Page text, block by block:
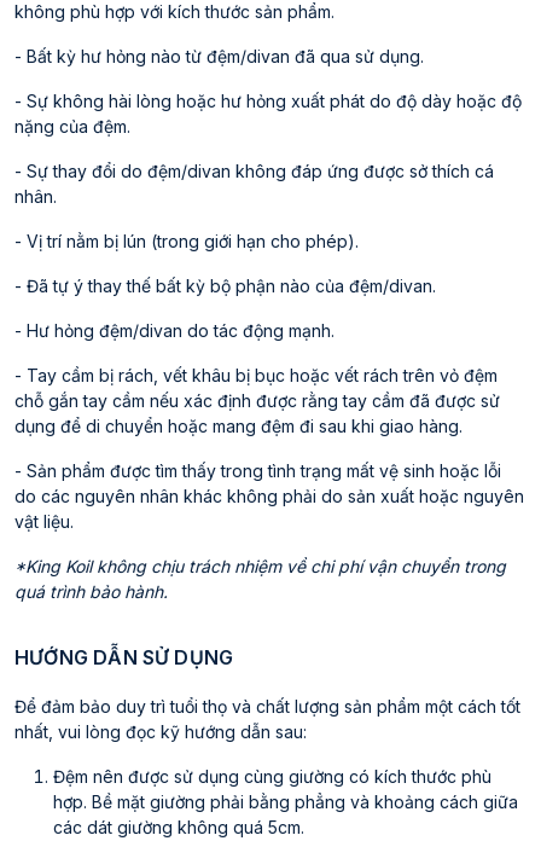
không phù hợp với kích thước sản phẩm.
- Bất kỳ hư hỏng nào từ đệm/divan đã qua sử dụng.
- Sự không hài lòng hoặc hư hỏng xuất phát do độ dày hoặc độ
nặng của đệm.
- Sự thay đổi do đệm/divan không đáp ứng được sở thích cá
nhân.
- Vị trí nằm bị lún (trong giới hạn cho phép).
- Đã tự ý thay thế bất kỳ bộ phận nào của đệm/divan.
- Hư hỏng đệm/divan do tác động mạnh.
- Tay cầm bị rách, vết khâu bị bục hoặc vết rách trên vỏ đệm
chỗ gắn tay cầm nếu xác định được rằng tay cầm đã được sử
dụng để di chuyển hoặc mang đệm đi sau khi giao hàng.
- Sản phẩm được tìm thấy trong tình trạng mất vệ sinh hoặc lỗi
do các nguyên nhân khác không phải do sản xuất hoặc nguyên
vật liệu.
*King Koil không chịu trách nhiệm về chi phí vận chuyển trong
quá trình bảo hành.
HƯỚNG DẪN SỬ DỤNG
Để đảm bảo duy trì tuổi thọ và chất lượng sản phẩm một cách tốt
nhất, vui lòng đọc kỹ hướng dẫn sau:
Đệm nên được sử dụng cùng giường có kích thước phù
hợp. Bề mặt giường phải bằng phẳng và khoảng cách giữa
các dát giường không quá 5cm.